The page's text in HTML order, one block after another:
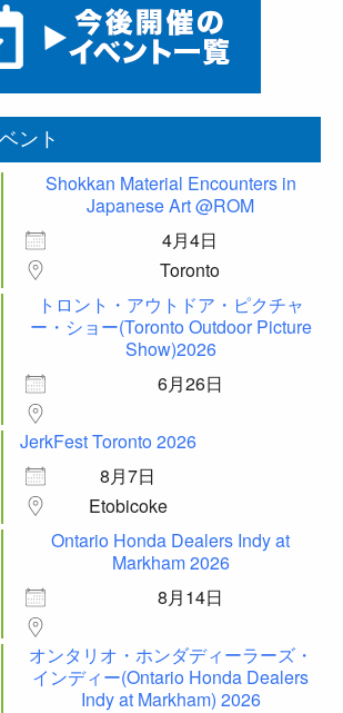
ント
Shokkan Material Encounters in
Japanese Art @ROM
4月4日
Toronto
トロント・アウトドア・ピクチャ
ー・ショー(Toronto Outdoor Picture
Show)2026
6月26日
JerkFest Toronto 2026
8月7日
Etobicoke
Ontario Honda Dealers Indy at
Markham 2026
8月14日
オンタリオ・ホンダディーラーズ・
インディー(Ontario Honda Dealers
Indy at Markham) 2026